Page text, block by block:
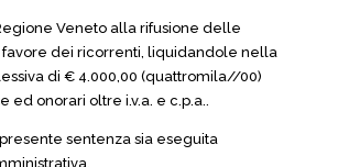
Veneto alla rifusione delle
favore dei ricorrenti, liquidandole nella
di € 4.000,00 (quattromila//00)
ed onorari oltre i.v.a. e c.p.a..
sentenza sia eseguita